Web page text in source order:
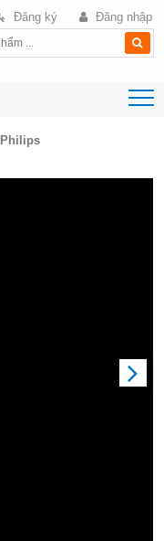
Đăng ký Đăng nhập
NEXT